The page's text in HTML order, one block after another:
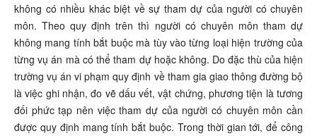
không có nhiều khác biệt về sự tham dự của người có chuyên
môn. Theo quy định trên thì người có chuyên môn tham dự
không mang tính bắt buộc mà tùy vào từng loại hiện trường của
từng vụ án mà có thể tham dự hoặc không. Do đặc thù của hiện
trường vụ án vi phạm quy định về tham gia giao thông đường bộ
là việc ghi nhận, đo vẽ dấu vết, vật chứng, phương tiện là tương
đối phức tạp nên việc tham dự của người có chuyên môn cần
được quy định mang tính bắt buộc. Trong thời gian tới, để công